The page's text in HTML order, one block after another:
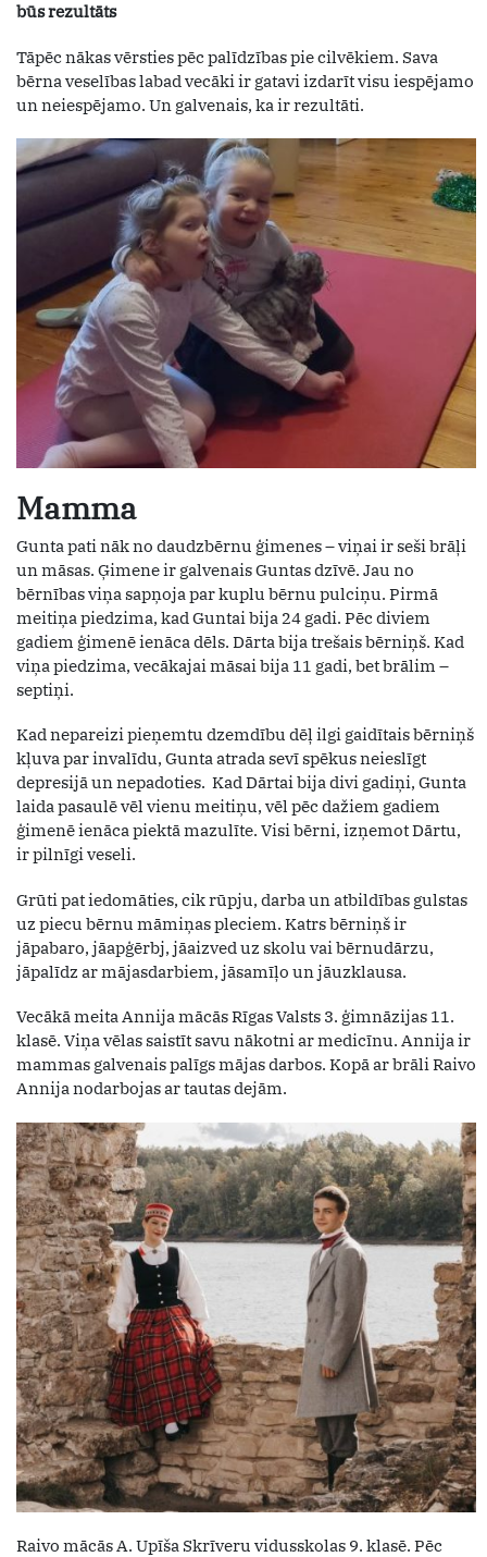
būs rezultāts
Tāpēc nākas vērsties pēc palīdzības pie cilvēkiem. Sava
bērna veselības labad vecāki ir gatavi izdarīt visu iespējamo
un neiespējamo. Un galvenais, ka ir rezultāti.
Mamma
Gunta pati nāk no daudzbērnu ģimenes – viņai ir seši brāļi
un māsas. Ģimene ir galvenais Guntas dzīvē. Jau no
bērnības viņa sapņoja par kuplu bērnu pulciņu. Pirmā
meitiņa piedzima, kad Guntai bija 24 gadi. Pēc diviem
gadiem ģimenē ienāca dēls. Dārta bija trešais bērniņš. Kad
viņa piedzima, vecākajai māsai bija 11 gadi, bet brālim –
septiņi.
Kad nepareizi pieņemtu dzemdību dēļ ilgi gaidītais bērniņš
kļuva par invalīdu, Gunta atrada sevī spēkus neieslīgt
depresijā un nepadoties. Kad Dārtai bija divi gadiņi, Gunta
laida pasaulē vēl vienu meitiņu, vēl pēc dažiem gadiem
ģimenē ienāca piektā mazulīte. Visi bērni, izņemot Dārtu,
ir pilnīgi veseli.
Grūti pat iedomāties, cik rūpju, darba un atbildības gulstas
uz piecu bērnu māmiņas pleciem. Katrs bērniņš ir
jāpabaro, jāapģērbj, jāaizved uz skolu vai bērnudārzu,
jāpalīdz ar mājasdarbiem, jāsamīļo un jāuzklausa.
Vecākā meita Annija mācās Rīgas Valsts 3. ģimnāzijas 11.
klasē. Viņa vēlas saistīt savu nākotni ar medicīnu. Annija ir
mammas galvenais palīgs mājas darbos. Kopā ar brāli Raivo
Annija nodarbojas ar tautas dejām.
Raivo mācās A. Upīša Skrīveru vidusskolas 9. klasē. Pēc